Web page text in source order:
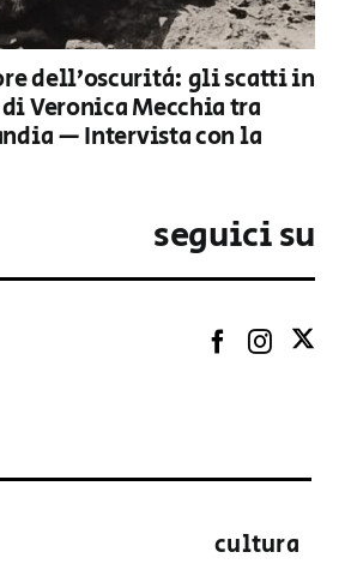
dell’oscurità: gli scatti in
Veronica Mecchia tra
— Intervista con la
seguici su
cultura